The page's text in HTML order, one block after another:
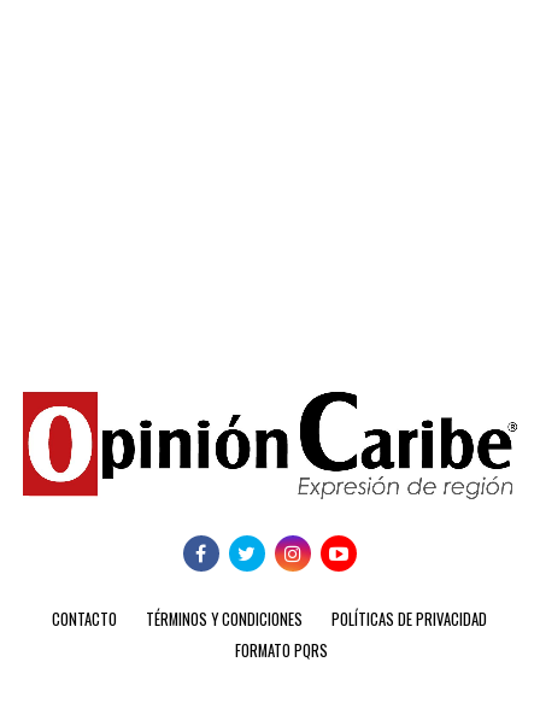
CONTACTO TÉRMINOS Y CONDICIONES
POLÍTICAS DE PRIVACIDAD
FORMATO PQRS